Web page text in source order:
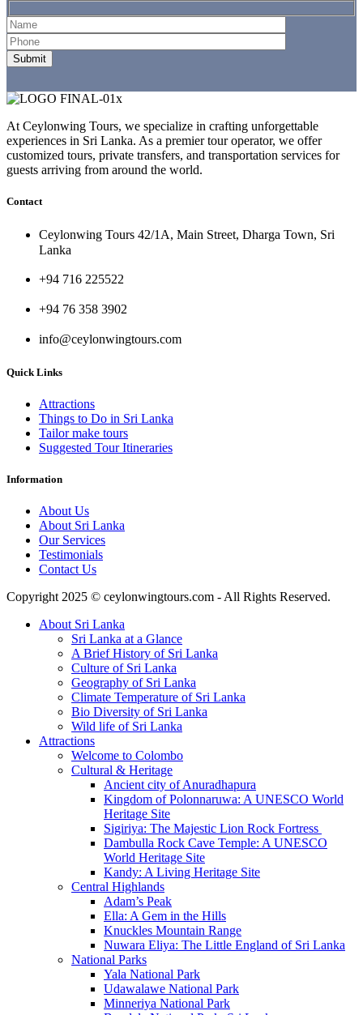
At Ceylonwing Tours, we specialize in crafting unforgettable
experiences in Sri Lanka. As a premier tour operator, we offer
customized tours, private transfers, and transportation services for
guests arriving from around the world.
Contact
Ceylonwing Tours 42/1A, Main Street, Dharga Town, Sri
Lanka
+94 716 225522
+94 76 358 3902
info@ceylonwingtours.com
Quick Links
Attractions
Things to Do in Sri Lanka
Tailor make tours
Suggested Tour Itineraries
Information
About Us
About Sri Lanka
Our Services
Testimonials
Contact Us
Copyright 2025 © ceylonwingtours.com - All Rights Reserved.
About Sri Lanka
Sri Lanka at a Glance
A Brief History of Sri Lanka
Culture of Sri Lanka
Geography of Sri Lanka
Climate Temperature of Sri Lanka
Bio Diversity of Sri Lanka
Wild life of Sri Lanka
Attractions
Welcome to Colombo
Cultural & Heritage
Ancient city of Anuradhapura
Kingdom of Polonnaruwa: A UNESCO World
Heritage Site
Sigiriya: The Majestic Lion Rock Fortress
Dambulla Rock Cave Temple: A UNESCO
World Heritage Site
Kandy: A Living Heritage Site
Central Highlands
Adam’s Peak
Ella: A Gem in the Hills
Knuckles Mountain Range
Nuwara Eliya: The Little England of Sri Lanka
National Parks
Yala National Park
Udawalawe National Park
Minneriya National Park